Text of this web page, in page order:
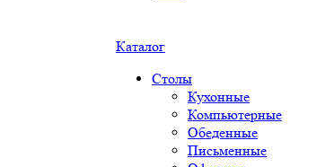
Каталог
Столы
Кухонные
Компьютерные
Обеденные
Письменные